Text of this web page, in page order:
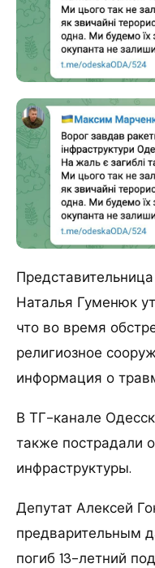
Наталья Гуменюк
что во время
религиозное
информация о
В ТГ-канале
также пострадали
инфраструктуры.
Депутат Алексей
предварительным
погиб 13-летний